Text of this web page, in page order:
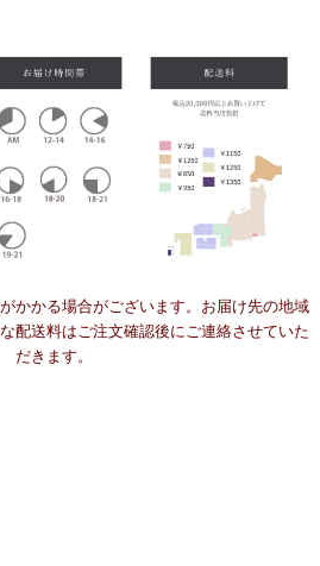
かかる場合がございます。お届け先の地域
配送料はご注文確認後にご連絡させていた
だきます。